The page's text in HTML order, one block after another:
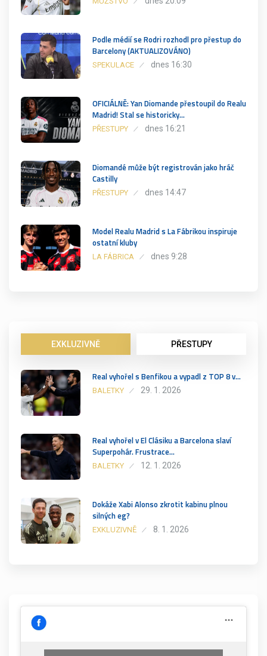
Podle médií se Rodri rozhodl pro přestup do
Barcelony (AKTUALIZOVÁNO)
SPEKULACE dnes 16:30
OFICIÁLNĚ: Yan Diomande přestoupil do Realu
Madrid! Stal se historicky…
PŘESTUPY dnes 16:21
Diomandé může být registrován jako hráč
Castilly
PŘESTUPY dnes 14:47
Model Realu Madrid s La Fábrikou inspiruje
ostatní kluby
LA FÁBRICA dnes 9:28
EXKLUZIVNĚ PŘESTUPY
Real vyhořel s Benfikou a vypadl z TOP 8 v…
BALETKY 29. 1. 2026
Real vyhořel v El Clásiku a Barcelona slaví
Superpohár. Frustrace…
BALETKY 12. 1. 2026
Dokáže Xabi Alonso zkrotit kabinu plnou
silných eg?
EXKLUZIVNĚ 8. 1. 2026